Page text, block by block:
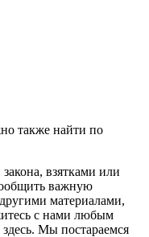
также найти по
взятками или
важную
материалами,
с нами любым
Мы постараемся